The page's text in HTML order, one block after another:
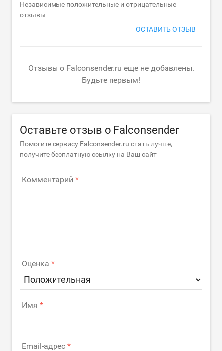
Независимые положительные и отрицательные
отзывы
ОСТАВИТЬ ОТЗЫВ
Отзывы о Falconsender.ru еще не добавлены.
Будьте первым!
Оставьте отзыв о Falconsender
Помогите сервису Falconsender.ru стать лучше,
получите бесплатную ссылку на Ваш сайт
Комментарий
Оценка
Имя
Email-адрес